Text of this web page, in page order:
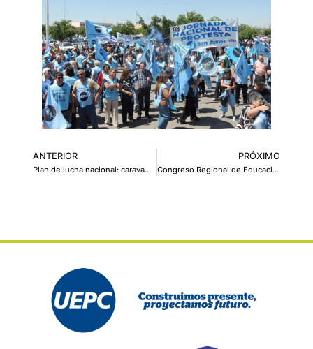
ANTERIOR
Plan de lucha nacional: caravana provincial y paro nacional docente en defensa de la educación pública
PRÓXIMO
Congreso Regional de Educación “Del Currículo al Aula: creando espacios de aprendizajes inspiradores”